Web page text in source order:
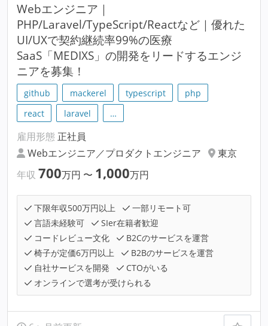
Webエンジニア｜
PHP/Laravel/TypeScript/Reactなど｜優れた
UI/UXで契約継続率99%の医療
SaaS「MEDIXS」の開発をリードするエンジ
ニアを募集！
github mackerel typescript
php
react
laravel …
雇用形態 正社員
Webエンジニア／プロダクトエンジニア
東京
年収 700万円 〜 1,000万円
下限年収500万円以上
一部リモート可
言語未経験可
SIer在籍者歓迎
コードレビュー文化
B2Cのサービスを運営
椅子が定価6万円以上
B2Bのサービスを運営
自社サービスを開発
CTOがいる
オンラインで選考が受けられる